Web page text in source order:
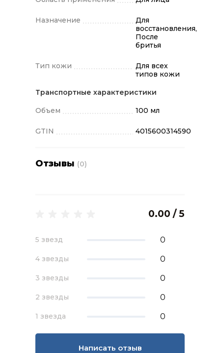
Лосьон после бритья Old Spice
охлаждает, освежает и придает силы •
Лосьон после бритья Old Spice
микропорезов и царапин •
ведущих яркий и динамичный образ
присущими Old Spice
Назначение
Для
восстановления,
После
бритья
Тип кожи
Для всех
типов кожи
Транспортные характеристики
Объем 100 мл
GTIN 4015600314590
Отзывы (0)
0.00 / 5
5 звезд 0
4 звезды 0
3 звезды 0
2 звезды 0
1 звезда 0
Написать отзыв